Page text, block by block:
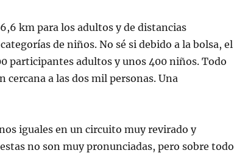
km para los adultos y de distancias
de niños. No sé si debido a la bolsa, el
participantes adultos y unos 400 niños. Todo
cercana a las dos mil personas. Una
iguales en un circuito muy revirado y
no son muy pronunciadas, pero sobre todo